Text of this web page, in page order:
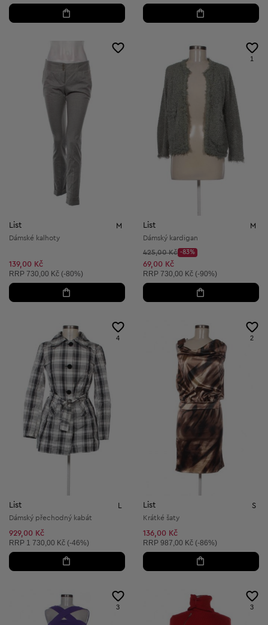
List M
Dámské kalhoty
139,00 Kč
Doporučená cena:
RRP 730,00 Kč (-80%)
1
List M
Dámský kardigan
Původní cena:
425,00 Kč
Discount Price:
-83%
Snížená cena:
69,00 Kč
Doporučená cena:
RRP 730,00 Kč (-90%)
4
List L
Dámský přechodný kabát
929,00 Kč
Doporučená cena:
RRP 1 730,00 Kč (-46%)
2
List S
Krátké šaty
136,00 Kč
Doporučená cena:
RRP 987,00 Kč (-86%)
3 3